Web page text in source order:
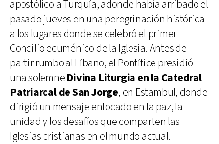
apostólico a Turquía, adonde había arribado el
pasado jueves en una peregrinación histórica
a los lugares donde se celebró el primer
Concilio ecuménico de la Iglesia. Antes de
partir rumbo al Líbano, el Pontífice presidió
una solemne Divina Liturgia en la Catedral
Patriarcal de San Jorge, en Estambul, donde
dirigió un mensaje enfocado en la paz, la
unidad y los desafíos que comparten las
Iglesias cristianas en el mundo actual.